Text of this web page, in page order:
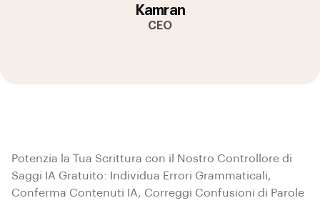
Kamran
CEO
Potenzia la Tua Scrittura con il Nostro Controllore di
Saggi IA Gratuito: Individua Errori Grammaticali,
Conferma Contenuti IA, Correggi Confusioni di Parole